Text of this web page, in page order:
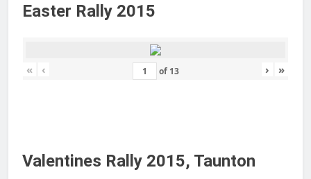
Easter Rally 2015
« ‹ of 13 › »
Valentines Rally 2015, Taunton